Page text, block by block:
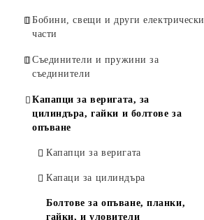
Стартерни капаци
Стартерни пружини
Стартерни дръжки и въжета
Бобини, свещи и други електрически
части
Бобини
Бобини за STIHL
моторни триони
Стоп ключове
Съединители и пружини за
съединители
Съединители
Съединители - принадлежности
Капапци за веригата, за
цилиндъра, гайки и болтове за
опъване
Капапци за веригата
Капаци за цилиндъра
Болтове за опъване, планки,
гайки, и уловители